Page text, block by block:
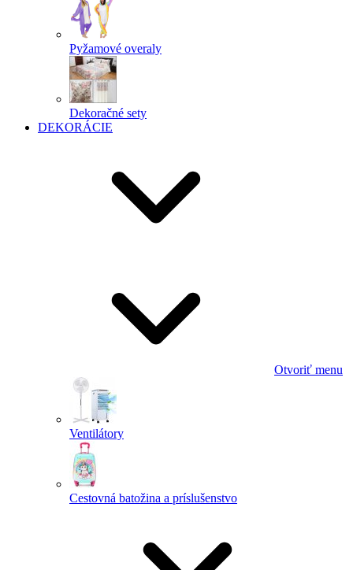
Pyžamové overaly
Dekoračné sety
DEKORÁCIE
Otvoriť menu
Ventilátory
Cestovná batožina a príslušenstvo